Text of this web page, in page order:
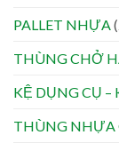
PALLET NHỰA
THÙNG CHỞ
KỆ DỤNG CỤ –
THÙNG NHỰA